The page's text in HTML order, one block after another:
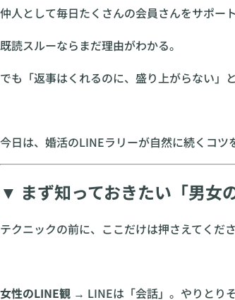
仲人として毎日たくさんの会員さんをサポー
既読スルーならまだ理由がわかる。
でも「返事はくれるのに、盛り上がらない」
今日は、婚活のLINEラリーが自然に続くコツ
▼ まず知っておきたい「男女
テクニックの前に、ここだけは押さえてくださ
女性のLINE観 → LINEは「会話」。やりとり